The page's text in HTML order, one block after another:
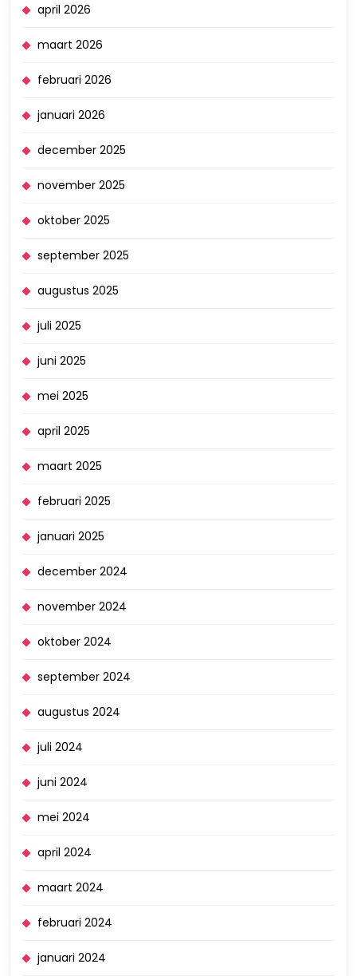
april 2026
maart 2026
februari 2026
januari 2026
december 2025
november 2025
oktober 2025
september 2025
augustus 2025
juli 2025
juni 2025
mei 2025
april 2025
maart 2025
februari 2025
januari 2025
december 2024
november 2024
oktober 2024
september 2024
augustus 2024
juli 2024
juni 2024
mei 2024
april 2024
maart 2024
februari 2024
januari 2024